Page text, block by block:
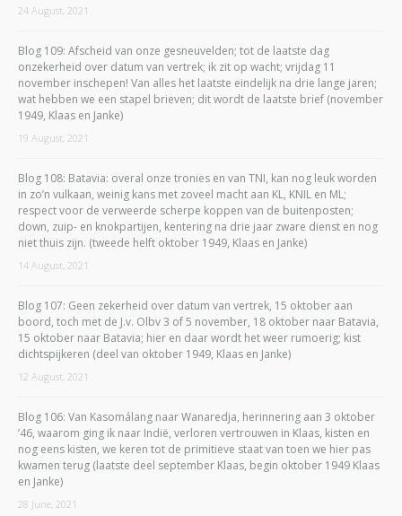
24 August, 2021
Blog 109: Afscheid van onze gesneuvelden; tot de laatste dag
onzekerheid over datum van vertrek; ik zit op wacht; vrijdag 11
november inschepen! Van alles het laatste eindelijk na drie lange jaren;
wat hebben we een stapel brieven; dit wordt de laatste brief (november
1949, Klaas en Janke)
19 August, 2021
Blog 108: Batavia: overal onze tronies en van TNI, kan nog leuk worden
in zo’n vulkaan, weinig kans met zoveel macht aan KL, KNIL en ML;
respect voor de verweerde scherpe koppen van de buitenposten;
down, zuip- en knokpartijen, kentering na drie jaar zware dienst en nog
niet thuis zijn. (tweede helft oktober 1949, Klaas en Janke)
14 August, 2021
Blog 107: Geen zekerheid over datum van vertrek, 15 oktober aan
boord, toch met de J.v. Olbv 3 of 5 november, 18 oktober naar Batavia,
15 oktober naar Batavia; hier en daar wordt het weer rumoerig; kist
dichtspijkeren (deel van oktober 1949, Klaas en Janke)
12 August, 2021
Blog 106: Van Kasomálang naar Wanaredja, herinnering aan 3 oktober
’46, waarom ging ik naar Indië, verloren vertrouwen in Klaas, kisten en
nog eens kisten, we keren tot de primitieve staat van toen we hier pas
kwamen terug (laatste deel september Klaas, begin oktober 1949 Klaas
en Janke)
28 June, 2021